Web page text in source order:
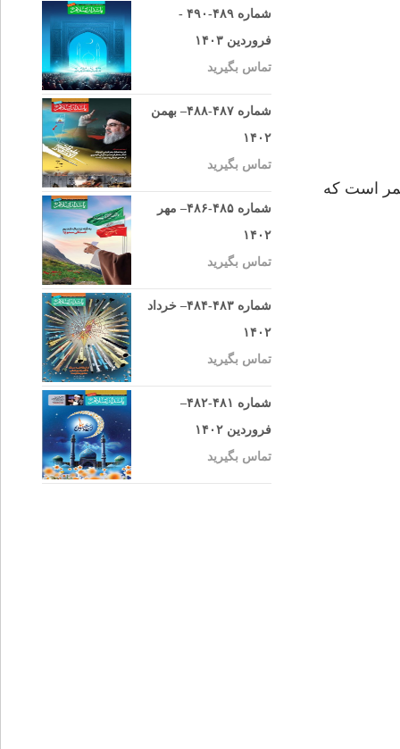
است كه
شماره ۴۸۹-۴۹۰ -
فروردین ۱۴۰۳
تماس بگیرید
شماره ۴۸۷-۴۸۸– بهمن
۱۴۰۲
تماس بگیرید
شماره ۴۸۵-۴۸۶– مهر
۱۴۰۲
تماس بگیرید
شماره ۴۸۳-۴۸۴– خرداد
۱۴۰۲
تماس بگیرید
شماره ۴۸۱-۴۸۲–
فروردین ۱۴۰۲
تماس بگیرید